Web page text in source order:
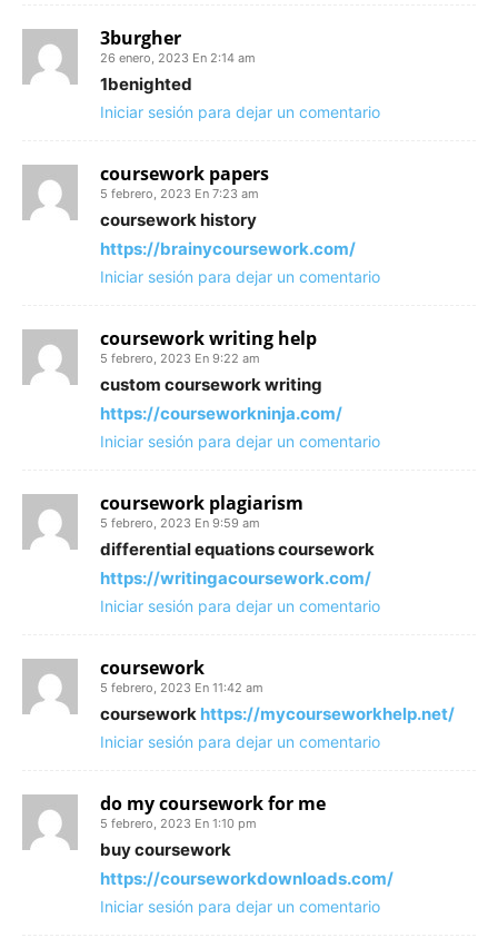
3burgher
26 enero, 2023 En 2:14 am
1benighted
Iniciar sesión para dejar un comentario
coursework papers
5 febrero, 2023 En 7:23 am
coursework history
https://brainycoursework.com/
Iniciar sesión para dejar un comentario
coursework writing help
5 febrero, 2023 En 9:22 am
custom coursework writing
https://courseworkninja.com/
Iniciar sesión para dejar un comentario
coursework plagiarism
5 febrero, 2023 En 9:59 am
differential equations coursework
https://writingacoursework.com/
Iniciar sesión para dejar un comentario
coursework
5 febrero, 2023 En 11:42 am
coursework https://mycourseworkhelp.net/
Iniciar sesión para dejar un comentario
do my coursework for me
5 febrero, 2023 En 1:10 pm
buy coursework
https://courseworkdownloads.com/
Iniciar sesión para dejar un comentario